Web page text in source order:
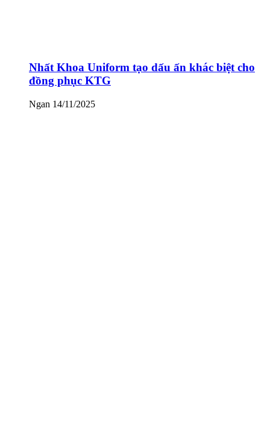
Nhất Khoa Uniform tạo dấu ấn khác biệt cho
đồng phục KTG
Ngan 14/11/2025